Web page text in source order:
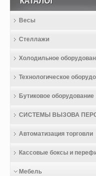
Весы
Стеллажи
Холодильное
Технологическое
Бутиковое оборудование
СИСТЕМЫ ВЫЗОВА
Автоматизация торговли
Кассовые боксы и
Мебель